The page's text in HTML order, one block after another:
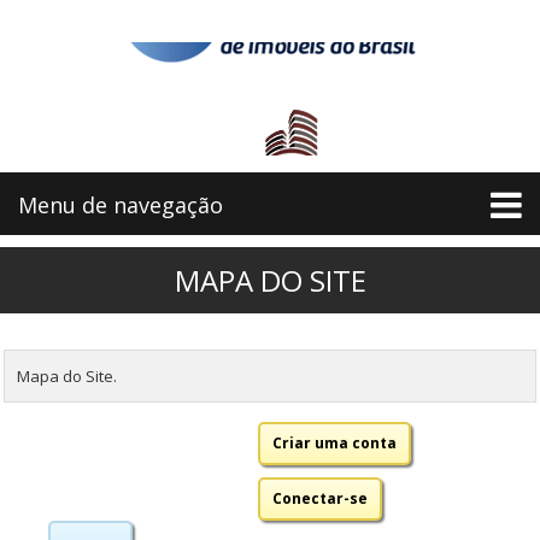
Menu de navegação
MAPA DO SITE
Mapa do Site.
Criar uma conta
Conectar-se